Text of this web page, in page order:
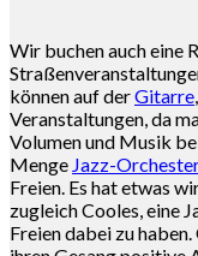
Wir buchen auch eine
können auf derGitarre
Veranstaltungen, da
Volumen und Musik
Menge Jazz-
Freien. Es hat etwas
zugleich Cooles, eine
Freien dabei zu